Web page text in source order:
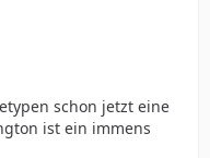
schon jetzt eine
ist ein immens